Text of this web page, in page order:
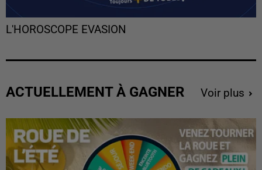
L'HOROSCOPE EVASION
ACTUELLEMENT À GAGNER Voir plus